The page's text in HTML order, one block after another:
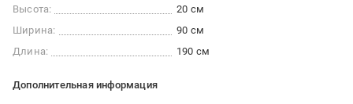
Высота:
20 см
Ширина:
90 см
Длина:
190 см
Дополнительная информация